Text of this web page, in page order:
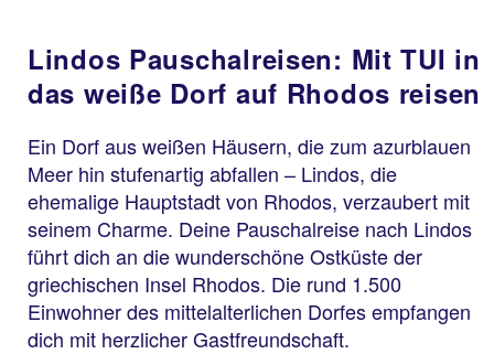
Lindos Pauschalreisen: Mit TUI in
das weiße Dorf auf Rhodos reisen
Ein Dorf aus weißen Häusern, die zum azurblauen
Meer hin stufenartig abfallen – Lindos, die
ehemalige Hauptstadt von Rhodos, verzaubert mit
seinem Charme. Deine Pauschalreise nach Lindos
führt dich an die wunderschöne Ostküste der
griechischen Insel Rhodos. Die rund 1.500
Einwohner des mittelalterlichen Dorfes empfangen
dich mit herzlicher Gastfreundschaft.